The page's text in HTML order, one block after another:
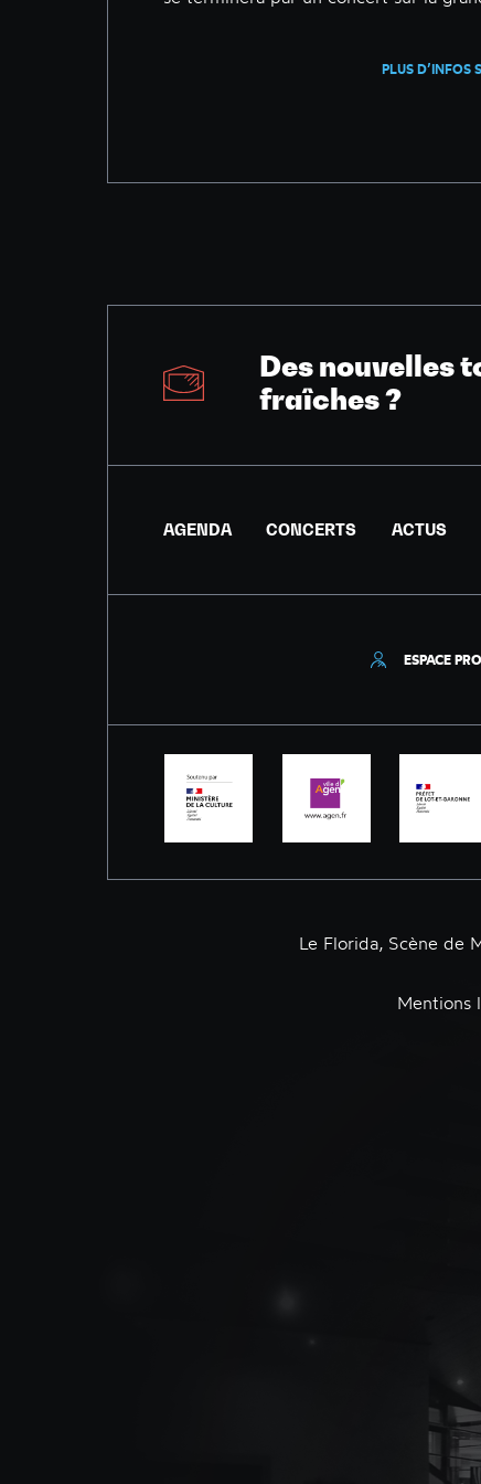
PLUS D’INFOS
Des nouvelles
fraîches ?
AGENDA CONCERTS ACTUS
ESPACE PRO
Le Florida, Scène de
Mentions